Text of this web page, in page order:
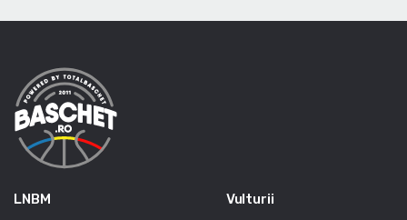
LNBM
Vulturii